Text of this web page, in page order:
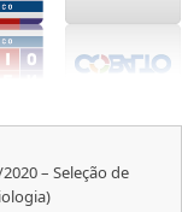
– Seleção de